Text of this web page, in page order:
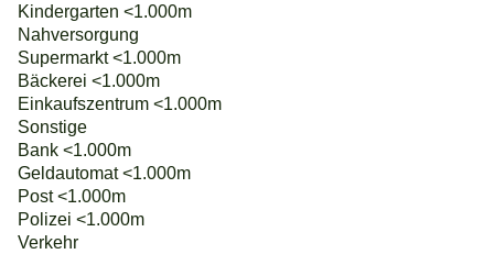
Kindergarten <1.000m
Nahversorgung
Supermarkt <1.000m
Bäckerei <1.000m
Einkaufszentrum <1.000m
Sonstige
Bank <1.000m
Geldautomat <1.000m
Post <1.000m
Polizei <1.000m
Verkehr